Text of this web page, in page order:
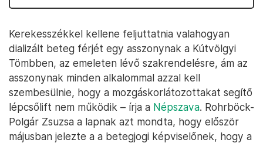
Kerekesszékkel kellene feljuttatnia valahogyan
dializált beteg férjét egy asszonynak a Kútvölgyi
Tömbben, az emeleten lévő szakrendelésre, ám az
asszonynak minden alkalommal azzal kell
szembesülnie, hogy a mozgáskorlátozottakat segítő
lépcsőlift nem működik – írja a Népszava. Rohrböck-
Polgár Zsuzsa a lapnak azt mondta, hogy először
májusban jelezte a a betegjogi képviselőnek, hogy a